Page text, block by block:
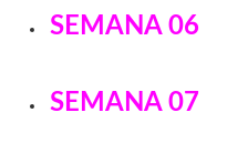
SEMANA 06
SEMANA 07